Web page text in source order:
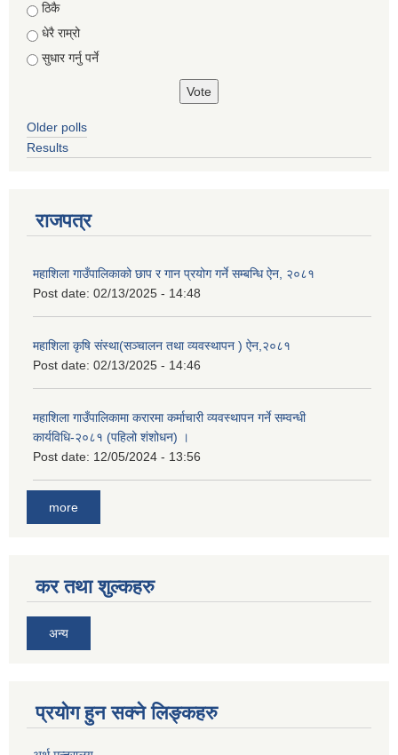
Choices
ठिकै
धेरै राम्रो
सुधार गर्नु पर्ने
Older polls
Results
राजपत्र
महाशिला गाउँपालिकाको छाप र गान प्रयोग गर्ने सम्बन्धि ऐन, २०८१
Post date: 02/13/2025 - 14:48
महाशिला कृषि संस्था(सञ्चालन तथा व्यवस्थापन ) ऐन,२०८१
Post date: 02/13/2025 - 14:46
महाशिला गाउँपालिकामा करारमा कर्माचारी व्यवस्थापन गर्ने सम्वन्धी
कार्यविधि-२०८१ (पहिलो शंशोधन) ।
Post date: 12/05/2024 - 13:56
more
कर तथा शुल्कहरु
अन्य
प्रयोग हुन सक्ने लिङ्कहरु